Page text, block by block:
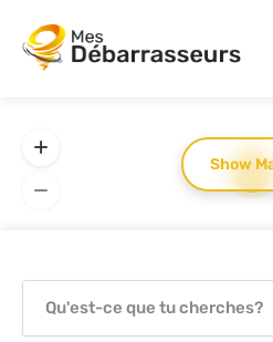
57
Show